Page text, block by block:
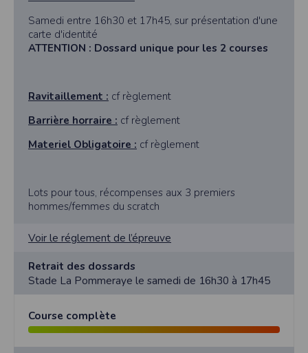
Samedi entre 16h30 et 17h45, sur présentation d'une
carte d'identité
ATTENTION : Dossard unique pour les 2 courses
Ravitaillement : cf règlement
Barrière horraire : cf règlement
Materiel Obligatoire : cf règlement
Lots pour tous, récompenses aux 3 premiers
hommes/femmes du scratch
Voir le réglement de l’épreuve
Retrait des dossards
Stade La Pommeraye le samedi de 16h30 à 17h45
Course complète